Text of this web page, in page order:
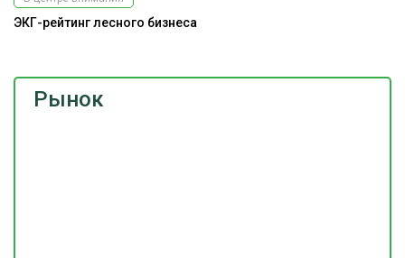
Рынок
ЭКГ-рейтинг лесного бизнеса